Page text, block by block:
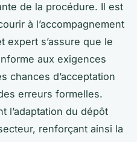
de la procédure. Il est
à l’accompagnement
expert s’assure que le
aux exigences
chances d’acceptation
erreurs formelles.
l’adaptation du dépôt
renforçant ainsi la